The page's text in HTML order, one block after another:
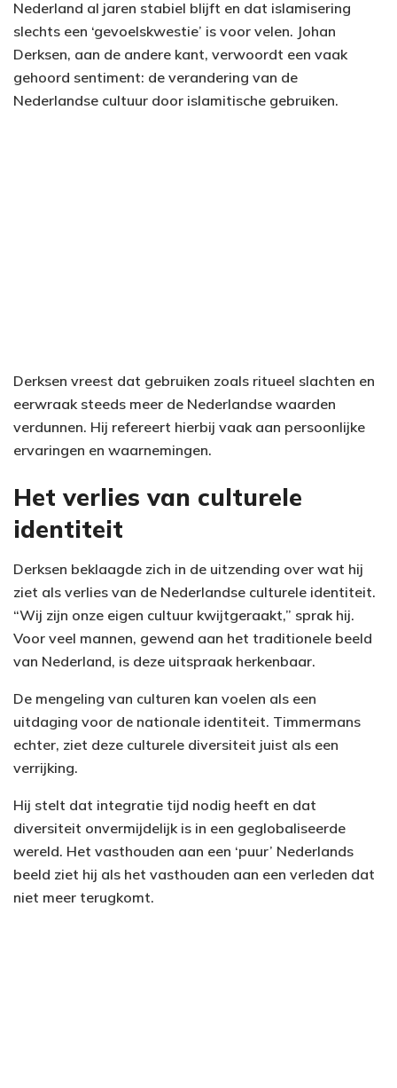
Nederland al jaren stabiel blijft en dat islamisering
slechts een ‘gevoelskwestie’ is voor velen. Johan
Derksen, aan de andere kant, verwoordt een vaak
gehoord sentiment: de verandering van de
Nederlandse cultuur door islamitische gebruiken.
Derksen vreest dat gebruiken zoals ritueel slachten en
eerwraak steeds meer de Nederlandse waarden
verdunnen. Hij refereert hierbij vaak aan persoonlijke
ervaringen en waarnemingen.
Het verlies van culturele
identiteit
Derksen beklaagde zich in de uitzending over wat hij
ziet als verlies van de Nederlandse culturele identiteit.
“Wij zijn onze eigen cultuur kwijtgeraakt,” sprak hij.
Voor veel mannen, gewend aan het traditionele beeld
van Nederland, is deze uitspraak herkenbaar.
De mengeling van culturen kan voelen als een
uitdaging voor de nationale identiteit. Timmermans
echter, ziet deze culturele diversiteit juist als een
verrijking.
Hij stelt dat integratie tijd nodig heeft en dat
diversiteit onvermijdelijk is in een geglobaliseerde
wereld. Het vasthouden aan een ‘puur’ Nederlands
beeld ziet hij als het vasthouden aan een verleden dat
niet meer terugkomt.